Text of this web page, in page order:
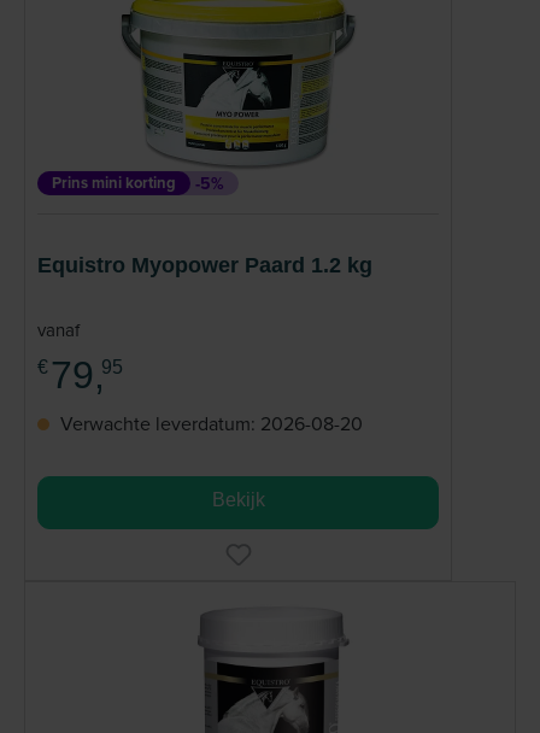
Prins mini korting -5%
Equistro Myopower Paard 1.2 kg
vanaf
€ 79,95
Verwachte leverdatum: 2026-08-20
Bekijk